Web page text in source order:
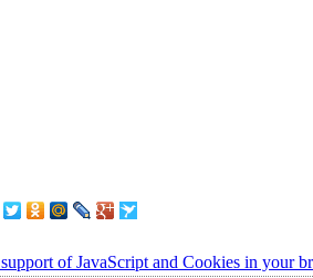
of JavaScript and Cookies in your